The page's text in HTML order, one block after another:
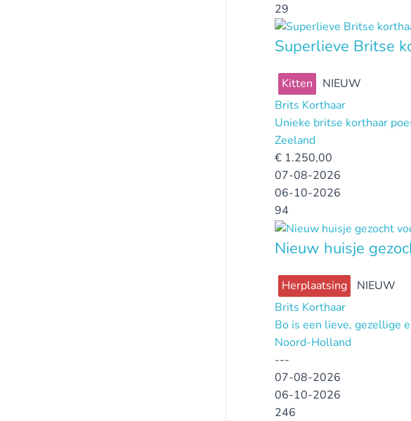
29
Superlieve Britse
Kitten
NIEUW
Brits Korthaar
Unieke britse korthaar
Zeeland
€ 1.250,00
07-08-2026
06-10-2026
94
Nieuw huisje
Herplaatsing
NIEUW
Brits Korthaar
Bo is een lieve, gezellige
Noord-Holland
---
07-08-2026
06-10-2026
246